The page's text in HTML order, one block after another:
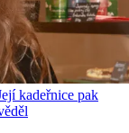
kadeřnice pak